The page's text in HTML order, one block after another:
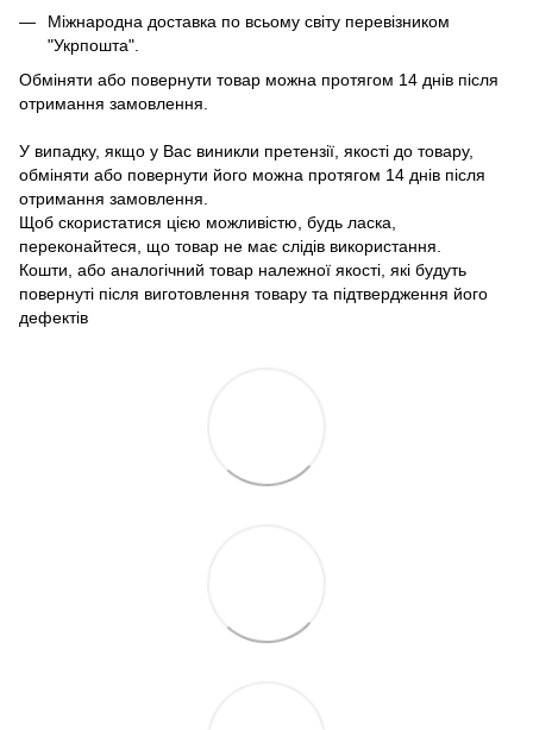
Міжнародна доставка по всьому світу перевізником
"Укрпошта".
Обміняти або повернути товар можна протягом 14 днів після
отримання замовлення.
У випадку, якщо у Вас виникли претензії, якості до товару,
обміняти або повернути його можна протягом 14 днів після
отримання замовлення.
Щоб скористатися цією можливістю, будь ласка,
переконайтеся, що товар не має слідів використання.
Кошти, або аналогічний товар належної якості, які будуть
повернуті після виготовлення товару та підтвердження його
дефектів